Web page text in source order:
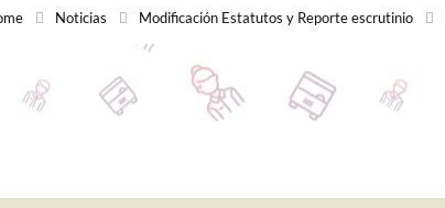
Noticias Modificación Estatutos y Reporte escrutinio